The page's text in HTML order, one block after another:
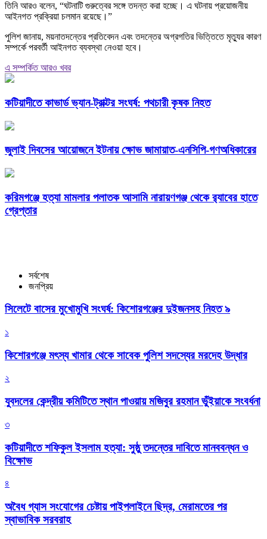
তিনি আরও বলেন, “ঘটনাটি গুরুত্বের সঙ্গে তদন্ত করা হচ্ছে। এ ঘটনায় প্রয়োজনীয়
আইনগত প্রক্রিয়া চলমান রয়েছে।”
পুলিশ জানায়, ময়নাতদন্তের প্রতিবেদন এবং তদন্তের অগ্রগতির ভিত্তিতে মৃত্যুর কারণ
সম্পর্কে পরবর্তী আইনগত ব্যবস্থা নেওয়া হবে।
এ সম্পর্কিত আরও খবর
কটিয়াদীতে কাভার্ড ভ্যান-ট্রাক্টর সংঘর্ষ: পথচারী কৃষক নিহত
জুলাই দিবসের আয়োজনে ইটনায় ক্ষোভ জামায়াত-এনসিপি-গণঅধিকারের
করিমগঞ্জে হত্যা মামলার পলাতক আসামি নারায়ণগঞ্জ থেকে র‌্যাবের হাতে
গ্রেপ্তার
সর্বশেষ
জনপ্রিয়
সিলেটে বাসের মুখোমুখি সংঘর্ষ: কিশোরগঞ্জের দুইজনসহ নিহত ৯
১
কিশোরগঞ্জে মৎস্য খামার থেকে সাবেক পুলিশ সদস্যের মরদেহ উদ্ধার
২
যুবদলের কেন্দ্রীয় কমিটিতে স্থান পাওয়ায় মজিবুর রহমান ভুঁইয়াকে সংবর্ধনা
৩
কটিয়াদীতে শফিকুল ইসলাম হত্যা: সুষ্ঠু তদন্তের দাবিতে মানববন্ধন ও
বিক্ষোভ
৪
অবৈধ গ্যাস সংযোগের চেষ্টায় পাইপলাইনে ছিদ্র, মেরামতের পর
স্বাভাবিক সরবরাহ